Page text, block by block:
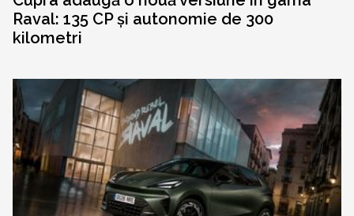
Raval: 135 CP și autonomie de 300
kilometri